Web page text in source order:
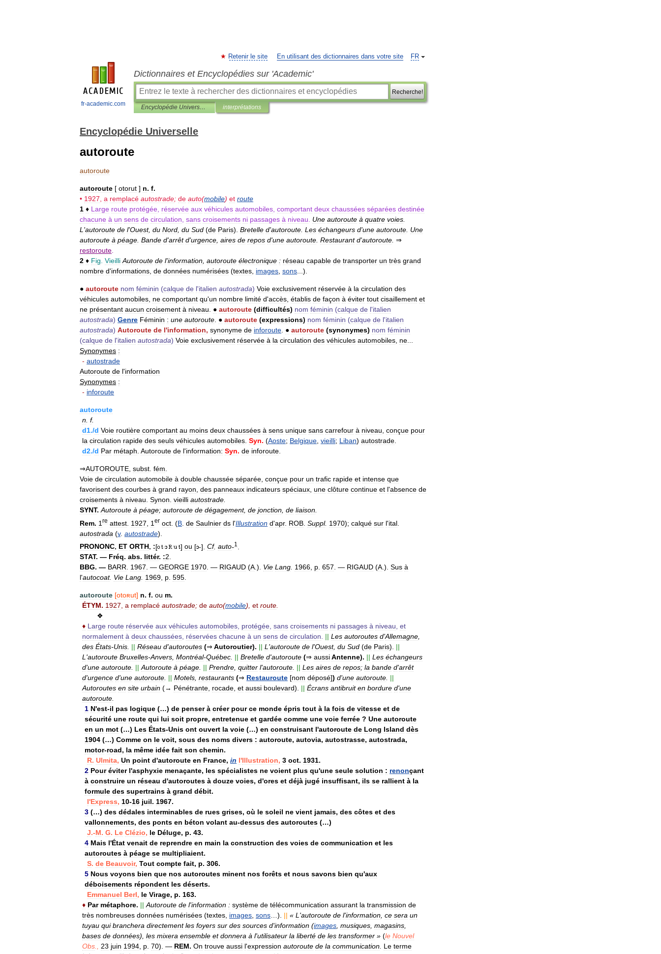
fr-academic.com
FR
Retenir le site En utilisant des dictionnaires dans votre site
Dictionnaires et Encyclopédies sur 'Academic'
Recherche!
Encyclopédie Universelle interprétations
Encyclopédie Universelle
autoroute
autoroute
autoroute [ otorut ] n. f.
• 1927 a remplacé autostrade; de auto(mobile) et route
1 ♦ Large route protégée réservée aux véhicules automobiles comportant deux chaussées séparées destinée
chacune à un sens de circulation sans croisements ni passages à niveau Une autoroute à quatre voies
L 'autoroute de l'Ouest, du Nord du Sud (de Paris). Bretelle d'autoroute Les échangeurs d'une autoroute Une
autoroute à péage Bande d'arrêt d'urgence aires de repos d'une autoroute Restaurant d'autoroute ⇒
restoroute
2 ♦ Fig Vieilli Autoroute de l'information autoroute électronique : réseau capable de transporter un très grand
nombre d'informations de données numérisées (textes images sons ...).
● autoroute nom féminin (calque de l'italien autostrada) Voie exclusivement réservée à la circulation des
véhicules automobiles ne comportant qu'un nombre limité d'accès établis de façon à éviter tout cisaillement et
ne présentant aucun croisement à niveau ● autoroute (difficultés) nom féminin (calque de l'italien
autostrada) Genre Féminin : une autoroute ● autoroute (expressions) nom féminin (calque de l'italien
autostrada) Autoroute de l'information, synonyme de inforoute ● autoroute (synonymes) nom féminin
(calque de l'italien autostrada) Voie exclusivement réservée à la circulation des véhicules automobiles ne
Synonymes :
- autostrade
Autoroute de l'information
Synonymes :
- inforoute
autoroute
n f.
d1./d Voie routière comportant au moins deux chaussées à sens unique sans carrefour à niveau conçue pour
la circulation rapide des seuls véhicules automobiles Syn. (Aoste; Belgique vieilli; Liban) autostrade
d2./d Par métaph Autoroute de l'information: Syn. de inforoute
⇒AUTOROUTE subst fém
Voie de circulation automobile à double chaussée séparée conçue pour un trafic rapide et intense que
favorisent des courbes à grand rayon des panneaux indicateurs spéciaux une clôture continue et l'absence de
croisements à niveau Synon vieilli autostrade
SYNT. Autoroute à péage; autoroute de dégagement, de jonction de liaison
Rem. 1 re attest 1927 1 er oct . (B de Saulnier ds l'Illustration d'apr. ROB Suppl. 1970); calqué sur l'ital
autostrada (v. autostrade).
PRONONC. ET ORTH. :[ ] ou [ -]. Cf. auto-1
STAT. — Fréq. abs. littér. :2.
BBG. — BARR. 1967. — GEORGE 1970. — RIGAUD (A.). Vie Lang. 1966, p. 657. — RIGAUD (A.). Sus à
l'autocoat. Vie Lang. 1969, p. 595.
autoroute [otoʀut] n. f. ou m.
ÉTYM. 1927, a remplacé autostrade; de auto(mobile), et route.
❖
♦ Large route réservée aux véhicules automobiles, protégée, sans croisements ni passages à niveau, et
normalement à deux chaussées, réservées chacune à un sens de circulation. || Les autoroutes d'Allemagne,
des États-Unis. || Réseau d'autoroutes (⇒ Autoroutier). || L'autoroute de l'Ouest, du Sud (de Paris). ||
L'autoroute Bruxelles-Anvers, Montréal-Québec. || Bretelle d'autoroute (⇒ aussiAntenne). || Les échangeurs
d'une autoroute. || Autoroute à péage. || Prendre, quitter l'autoroute. || Les aires de repos; la bande d'arrêt
d'urgence d'une autoroute. || Motels, restaurants (⇒ Restauroute [nom déposé]) d'une autoroute. ||
Autoroutes en site urbain (→ Pénétrante, rocade, et aussi boulevard). || Écrans antibruit en bordure d'une
autoroute.
1 N'est-il pas logique (…) de penser à créer pour ce monde épris tout à la fois de vitesse et de
sécurité une route qui lui soit propre, entretenue et gardée comme une voie ferrée ? Une autoroute
en un mot (…) Les États-Unis ont ouvert la voie (…) en construisant l'autoroute de Long Island dès
1904 (…) Comme on le voit, sous des noms divers : autoroute, autovia, autostrasse, autostrada,
motor-road, la même idée fait son chemin.
R. Ulmita, Un point d'autoroute en France, in l'Illustration, 3 oct. 1931.
2 Pour éviter l'asphyxie menaçante, les spécialistes ne voient plus qu'une seule solution : renonçant
à construire un réseau d'autoroutes à douze voies, d'ores et déjà jugé insuffisant, ils se rallient à la
formule des supertrains à grand débit.
l'Express, 10-16 juil. 1967.
3 (…) des dédales interminables de rues grises, où le soleil ne vient jamais, des côtes et des
vallonnements, des ponts en béton volant au-dessus des autoroutes (…)
J.-M. G. Le Clézio, le Déluge, p. 43.
4 Mais l'État venait de reprendre en main la construction des voies de communication et les
autoroutes à péage se multipliaient.
S. de Beauvoir, Tout compte fait, p. 306.
5 Nous voyons bien que nos autoroutes minent nos forêts et nous savons bien qu'aux
déboisements répondent les déserts.
Emmanuel Berl, le Virage, p. 163.
♦ Par métaphore. || Autoroute de l'information : système de télécommunication assurant la transmission de
très nombreuses données numérisées (textes, images, sons…). || « L'autoroute de l'information, ce sera un
tuyau qui branchera directement les foyers sur des sources d'information (images, musiques, magasins,
bases de données), les mixera ensemble et donnera à l'utilisateur la liberté de les transformer » (le Nouvel
Obs., 23 juin 1994, p. 70). — REM. On trouve aussi l'expression autoroute de la communication. Le terme